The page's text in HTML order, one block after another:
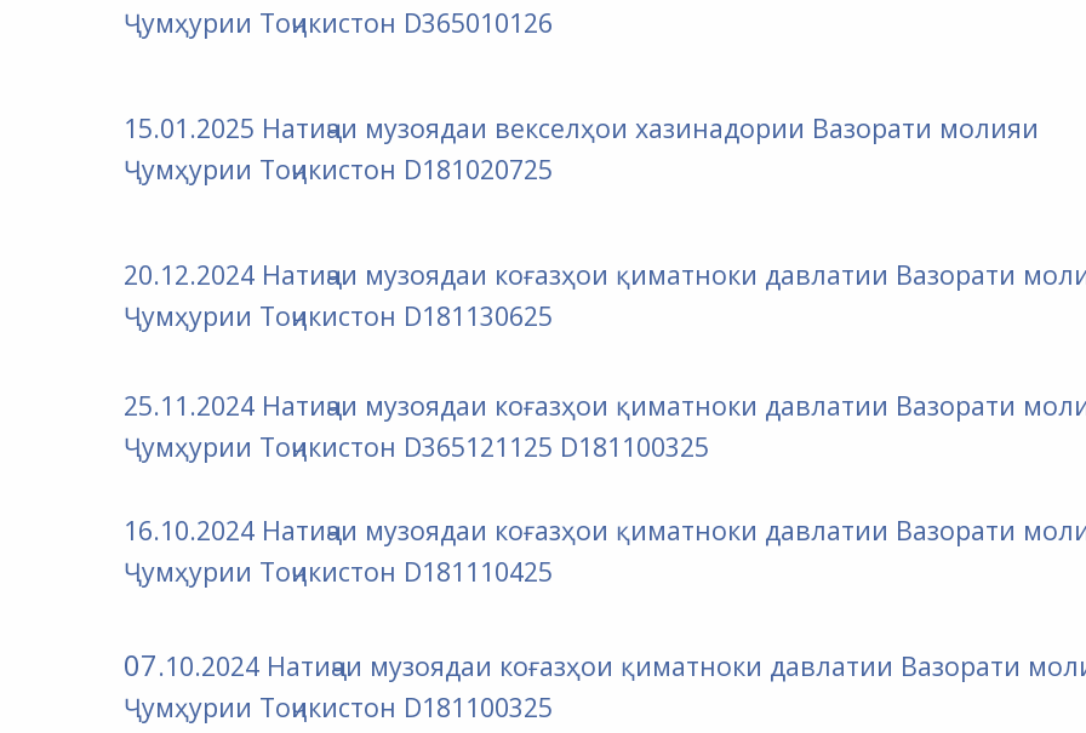
Ҷумҳурии Тоҷикистон D365010126
15.01.2025 Натиҷаи музоядаи векселҳои хазинадории Вазорати молияи
Ҷумҳурии Тоҷикистон D181020725
20.12.2024 Натиҷаи музоядаи коғазҳои қиматноки давлатии Вазорати
Ҷумҳурии Тоҷикистон D181130625
25.11.2024 Натиҷаи музоядаи коғазҳои қиматноки давлатии Вазорати
Ҷумҳурии Тоҷикистон D365121125 D181100325
16.10.2024 Натиҷаи музоядаи коғазҳои қиматноки давлатии Вазорати
Ҷумҳурии Тоҷикистон D181110425
07.10.2024 Натиҷаи музоядаи коғазҳои қиматноки давлатии Вазорати
Ҷумҳурии Тоҷикистон D181100325